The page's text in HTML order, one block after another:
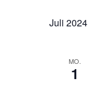
Juli 2024
MO.
1